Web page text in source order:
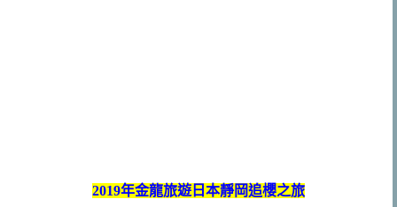
2019年金龍旅遊日本靜岡追櫻之旅